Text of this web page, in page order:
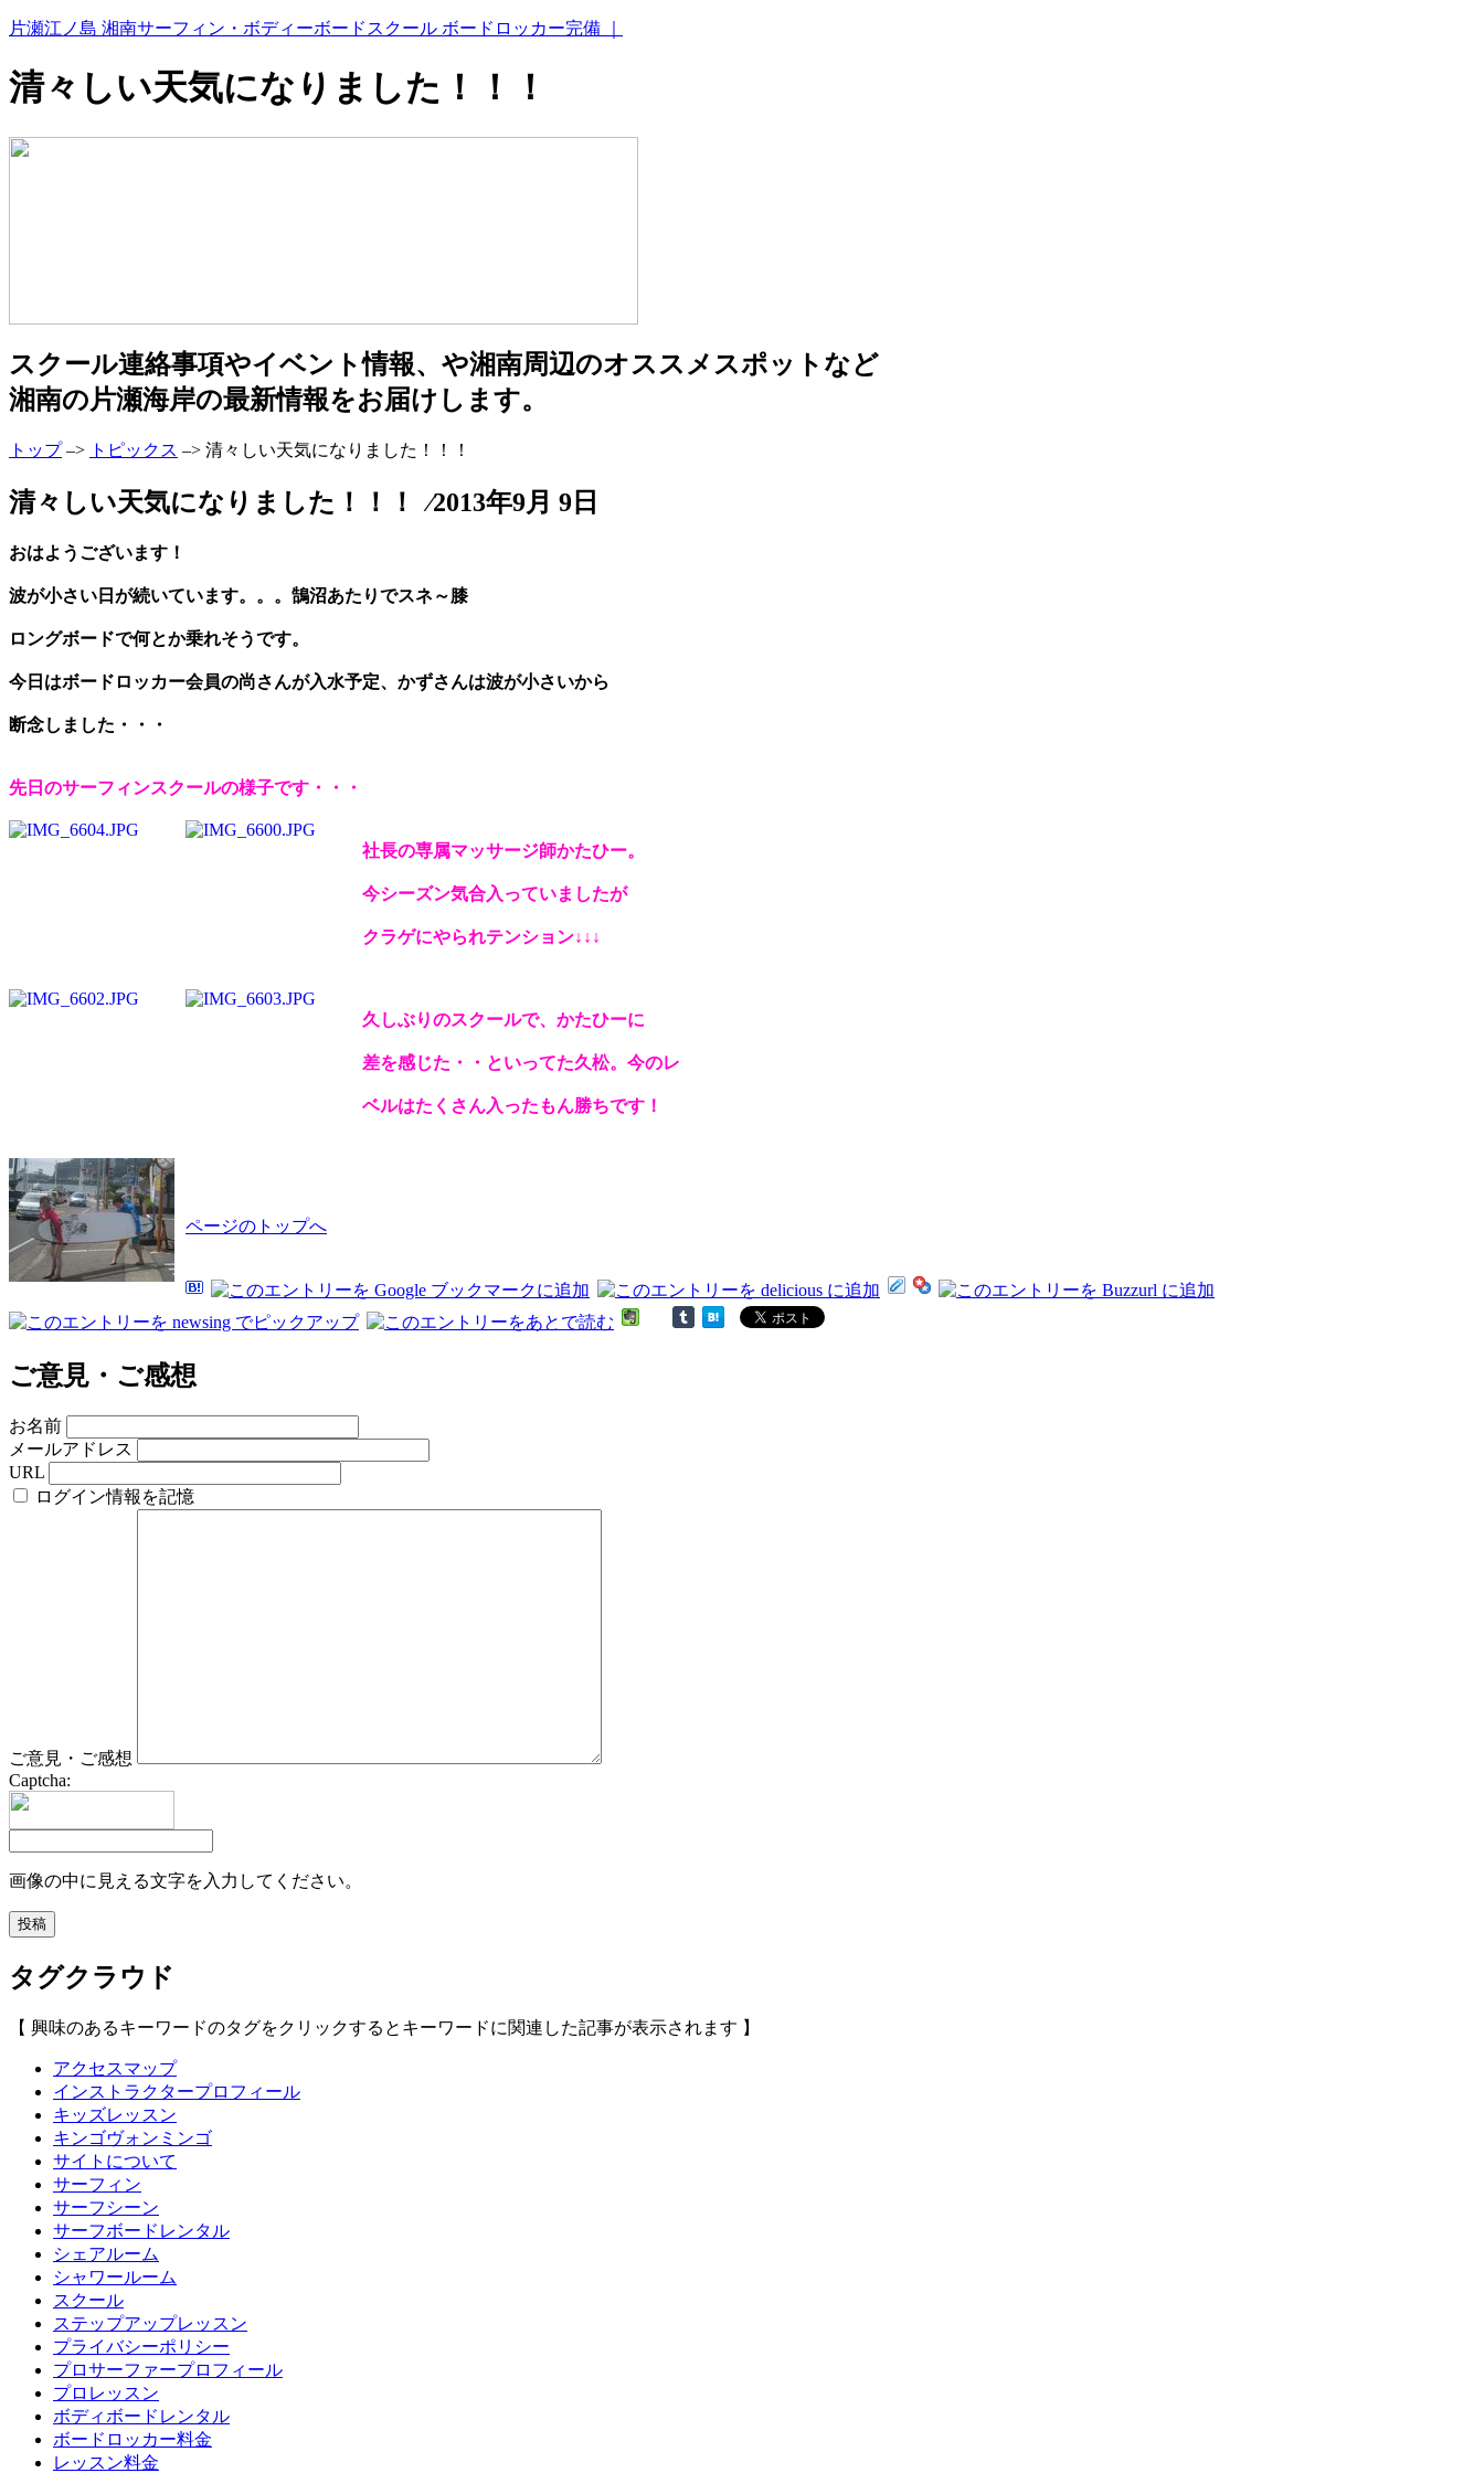
片瀬江ノ島 湘南サーフィン・ボディーボードスクール ボードロッカー完備 ｜
清々しい天気になりました！！！
スクール連絡事項やイベント情報、や湘南周辺のオススメスポットなど
湘南の片瀬海岸の最新情報をお届けします。
トップ–> トピックス –> 清々しい天気になりました！！！
清々しい天気になりました！！！ ⁄2013年9月 9日
おはようございます！
波が小さい日が続いています。。。鵠沼あたりでスネ～膝
ロングボードで何とか乗れそうです。
今日はボードロッカー会員の尚さんが入水予定、かずさんは波が小さいから
断念しました・・・
先日のサーフィンスクールの様子です・・・
社長の専属マッサージ師かたひー。
今シーズン気合入っていましたが
クラゲにやられテンション↓↓↓
久しぶりのスクールで、かたひーに
差を感じた・・といってた久松。今のレ
ベルはたくさん入ったもん勝ちです！
ページのトップへ
ご意見・ご感想
お名前
メールアドレス
URL
ログイン情報を記憶
ご意見・ご感想
Captcha:
画像の中に見える文字を入力してください。
タグクラウド
【 興味のあるキーワードのタグをクリックするとキーワードに関連した記事が表示されます 】
アクセスマップ
インストラクタープロフィール
キッズレッスン
キンゴヴォンミンゴ
サイトについて
サーフィン
サーフシーン
サーフボードレンタル
シェアルーム
シャワールーム
スクール
ステップアップレッスン
プライバシーポリシー
プロサーファープロフィール
プロレッスン
ボディボードレンタル
ボードロッカー料金
レッスン料金